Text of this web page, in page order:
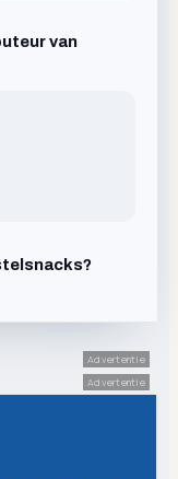
van
Advertentie
Advertentie